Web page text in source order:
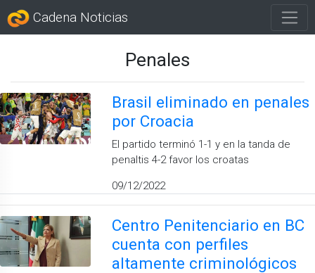
Cadena Noticias
Penales
Brasil eliminado en penales
por Croacia
El partido terminó 1-1 y en la tanda de
penaltis 4-2 favor los croatas
09/12/2022
Centro Penitenciario en BC
cuenta con perfiles
altamente criminológicos